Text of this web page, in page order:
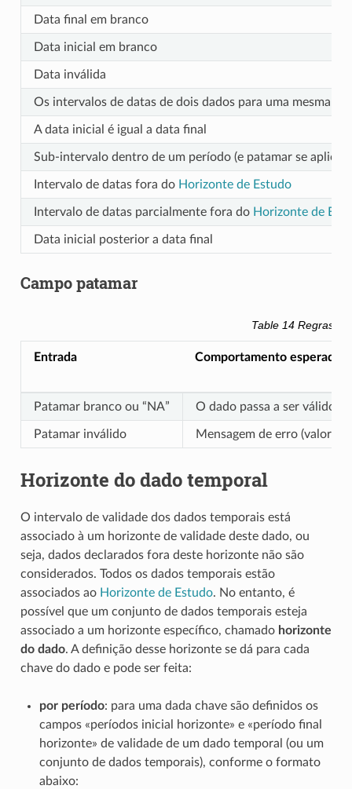
Data final em branco
Data inicial em branco
Data inválida
Os intervalos de datas de dois dados para uma mesma
A data inicial é igual a data final
Sub-intervalo dentro de um período (e patamar se
Intervalo de datas fora do Horizonte de Estudo
Intervalo de datas parcialmente fora do Horizonte de
Data inicial posterior a data final
Campo patamar
Table 14 Regras
Entrada Comportamento esperado
Patamar branco ou “NA” O dado passa a ser válidos
Patamar inválido Mensagem de erro (valores
Horizonte do dado temporal
O intervalo de validade dos dados temporais está
associado à um horizonte de validade deste dado, ou
seja, dados declarados fora deste horizonte não são
considerados. Todos os dados temporais estão
associados ao Horizonte de Estudo. No entanto, é
possível que um conjunto de dados temporais esteja
associado a um horizonte específico, chamado horizonte
do dado. A definição desse horizonte se dá para cada
chave do dado e pode ser feita:
por período: para uma dada chave são definidos os
campos «períodos inicial horizonte» e «período final
horizonte» de validade de um dado temporal (ou um
conjunto de dados temporais), conforme o formato
abaixo: